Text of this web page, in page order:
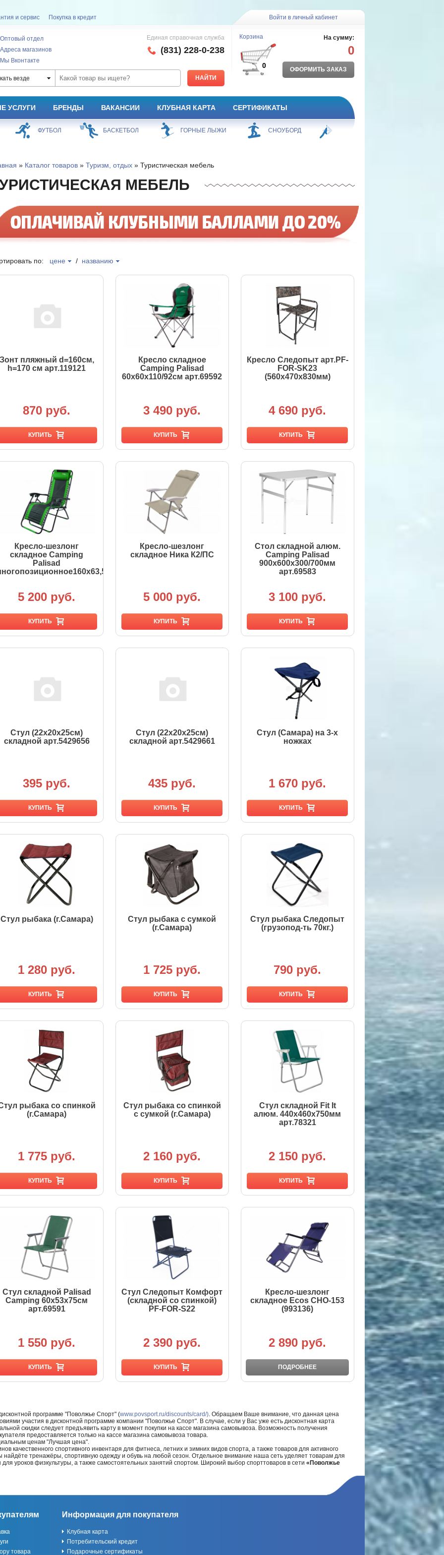
и сервис Покупка в кредит Войти в личный кабинет
Оптовый отдел
Адреса магазинов
Мы Вконтакте
Единая справочная служба
(831) 228-0-238
везде
Корзина
0
На сумму:
0
ОФОРМИТЬ ЗАКАЗ
УСЛУГИ БРЕНДЫ ВАКАНСИИ КЛУБНАЯ КАРТА СЕРТИФИКАТЫ
ФУТБОЛ БАСКЕТБОЛ ГОРНЫЕ ЛЫЖИ СНОУБОРД
» Каталог товаров» Туризм, отдых» Туристическая мебель
МЕБЕЛЬ
по: цене / названию
пляжный d=160см,
h=170 см арт.119121
870 руб.
КУПИТЬ
Кресло складное
Camping Palisad
60х60х110/92см арт.69592
3 490 руб.
КУПИТЬ
Кресло Следопыт арт.PF-
FOR-SK23
(560х470х830мм)
4 690 руб.
КУПИТЬ
Кресло-шезлонг
складное Camping
Palisad
5 200 руб.
КУПИТЬ
Кресло-шезлонг
складное Ника К2/ПС
5 000 руб.
КУПИТЬ
Стол складной алюм.
Camping Palisad
900х600х300/700мм
арт.69583
3 100 руб.
КУПИТЬ
Стул (22х20х25см)
складной арт.5429656
395 руб.
КУПИТЬ
Стул (22х20х25см)
складной арт.5429661
435 руб.
КУПИТЬ
Стул (Самара) на 3-х
ножках
1 670 руб.
КУПИТЬ
Стул рыбака (г.Самара)
1 280 руб.
КУПИТЬ
Стул рыбака с сумкой
(г.Самара)
1 725 руб.
КУПИТЬ
Стул рыбака Следопыт
(грузопод-ть 70кг.)
790 руб.
КУПИТЬ
рыбака со спинкой
(г.Самара)
1 775 руб.
КУПИТЬ
Стул рыбака со спинкой
с сумкой (г.Самара)
2 160 руб.
КУПИТЬ
Стул складной Fit It
алюм. 440х460х750мм
арт.78321
2 150 руб.
КУПИТЬ
Стул складной Palisad
Camping 60х53х75см
арт.69591
1 550 руб.
КУПИТЬ
Стул Следопыт Комфорт
(складной со спинкой)
PF-FOR-S22
2 390 руб.
КУПИТЬ
Кресло-шезлонг
складное Ecos CHO-153
(993136)
2 890 руб.
ПОДРОБНЕЕ
программе "Поволжье Спорт" (www.povsport.ru/discounts/card/). Обращаем Ваше внимание, что данная цена
участия в дисконтной программе компании "Поволжье Спорт". В случае, если у Вас уже есть дисконтная карта
скидки следует предъявить карту в момент покупки на кассе магазина самовывоза. Возможность получения
предоставляется только на кассе магазина самовывоза товара.
ценам "Лучшая цена".
качественного спортивного инвентаря для фитнеса, летних и зимних видов спорта, а также товаров для активного
тренажёры, спортивную одежду и обувь на любой сезон. Отдельное внимание наша сеть уделяет товарам для
уроков физкультуры, а также самостоятельных занятий спортом. Широкий выбор спорттоваров в сети «Поволжье
товара
Информация для покупателя
Клубная карта
Потребительский кредит
Подарочные сертификаты